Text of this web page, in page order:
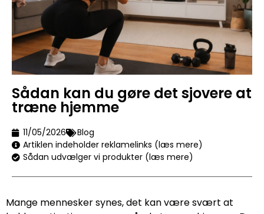
Sådan kan du gøre det sjovere at
træne hjemme
11/05/2026
Blog
Artiklen indeholder reklamelinks (læs mere)
Sådan udvælger vi produkter (læs mere)
Mange mennesker synes, det kan være svært at